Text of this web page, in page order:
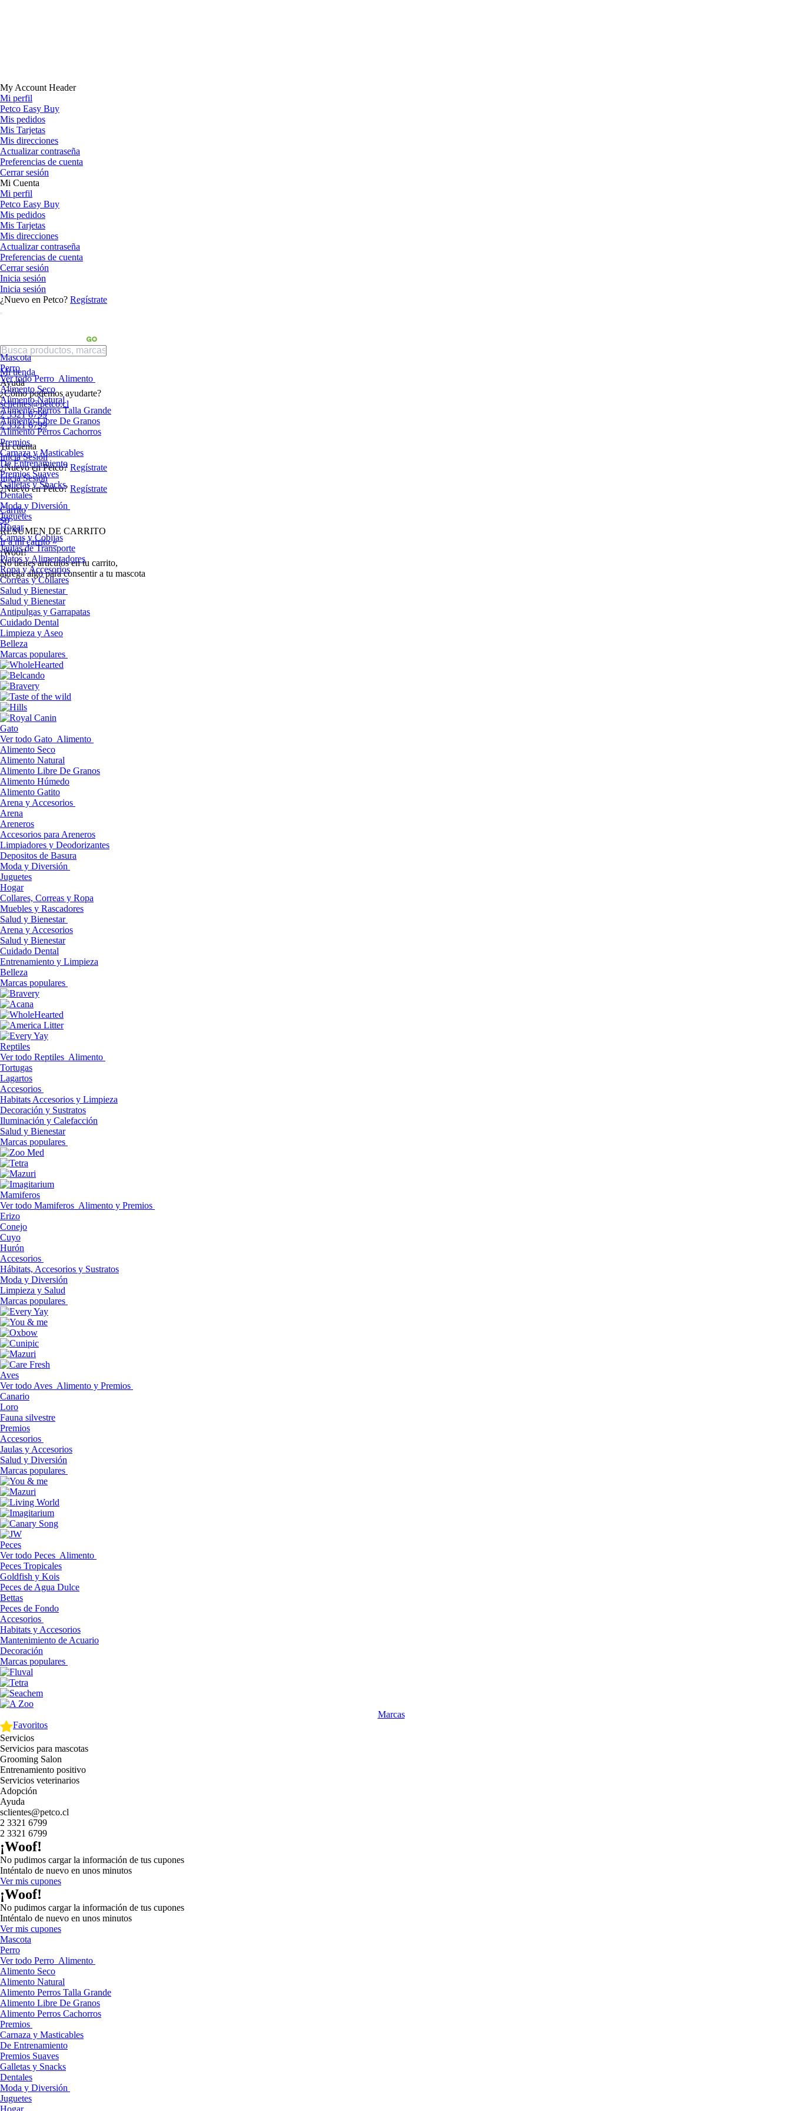
My Account Header
Mi perfil
Petco Easy Buy
Mis pedidos
Mis Tarjetas
Mis direcciones
Actualizar contraseña
Preferencias de cuenta
Cerrar sesión
Mi Cuenta
Mi perfil
Petco Easy Buy
Mis pedidos
Mis Tarjetas
Mis direcciones
Actualizar contraseña
Preferencias de cuenta
Cerrar sesión
Inicia sesión
Inicia sesión
¿Nuevo en Petco? Regístrate
Mi tienda
Ayuda
¿Cómo podemos ayudarte?
sclientes@petco.cl
2 3321 6799
2 3321 6799
Tu cuenta
Inicia Sesión
¿Nuevo en Petco? Regístrate
Inicia Sesión
¿Nuevo en Petco? Regístrate
Carrito
$0
RESUMEN DE CARRITO
Ir a mi carrito »
¡Woof!
No tíenes artículos en tu carrito,
agrega algo para consentir a tu mascota
Mascota
Perro
Ver todo Perro Alimento
Alimento Seco
Alimento Natural
Alimento Perros Talla Grande
Alimento Libre De Granos
Alimento Perros Cachorros
Premios
Carnaza y Masticables
De Entrenamiento
Premios Suaves
Galletas y Snacks
Dentales
Moda y Diversión
Juguetes
Hogar
Camas y Cobijas
Jaulas de Transporte
Platos y Alimentadores
Ropa y Accesorios
Correas y Collares
Salud y Bienestar
Salud y Bienestar
Antipulgas y Garrapatas
Cuidado Dental
Limpieza y Aseo
Belleza
Marcas populares
Gato
Ver todo Gato Alimento
Alimento Seco
Alimento Natural
Alimento Libre De Granos
Alimento Húmedo
Alimento Gatito
Arena y Accesorios
Arena
Areneros
Accesorios para Areneros
Limpiadores y Deodorizantes
Depositos de Basura
Moda y Diversión
Juguetes
Hogar
Collares, Correas y Ropa
Muebles y Rascadores
Salud y Bienestar
Arena y Accesorios
Salud y Bienestar
Cuidado Dental
Entrenamiento y Limpieza
Belleza
Marcas populares
Reptiles
Ver todo Reptiles Alimento
Tortugas
Lagartos
Accesorios
Habitats Accesorios y Limpieza
Decoración y Sustratos
Iluminación y Calefacción
Salud y Bienestar
Marcas populares
Mamiferos
Ver todo Mamiferos Alimento y Premios
Erizo
Conejo
Cuyo
Hurón
Accesorios
Hábitats, Accesorios y Sustratos
Moda y Diversión
Limpieza y Salud
Marcas populares
Aves
Ver todo Aves Alimento y Premios
Canario
Loro
Fauna silvestre
Premios
Accesorios
Jaulas y Accesorios
Salud y Diversión
Marcas populares
Peces
Ver todo Peces Alimento
Peces Tropicales
Goldfish y Kois
Peces de Agua Dulce
Bettas
Peces de Fondo
Accesorios
Habitats y Accesorios
Mantenimiento de Acuario
Decoración
Marcas populares
Marcas
Favoritos
Servicios
Servicios para mascotas
Grooming Salon
Entrenamiento positivo
Servicios veterinarios
Adopción
Ayuda
sclientes@petco.cl
2 3321 6799
2 3321 6799
¡Woof!
No pudimos cargar la información de tus cupones
Inténtalo de nuevo en unos minutos
Ver mis cupones
¡Woof!
No pudimos cargar la información de tus cupones
Inténtalo de nuevo en unos minutos
Ver mis cupones
Mascota
Perro
Ver todo Perro Alimento
Alimento Seco
Alimento Natural
Alimento Perros Talla Grande
Alimento Libre De Granos
Alimento Perros Cachorros
Premios
Carnaza y Masticables
De Entrenamiento
Premios Suaves
Galletas y Snacks
Dentales
Moda y Diversión
Juguetes
Hogar